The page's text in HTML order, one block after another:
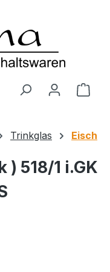
Trinkglas Eisch
518/1 i.GK